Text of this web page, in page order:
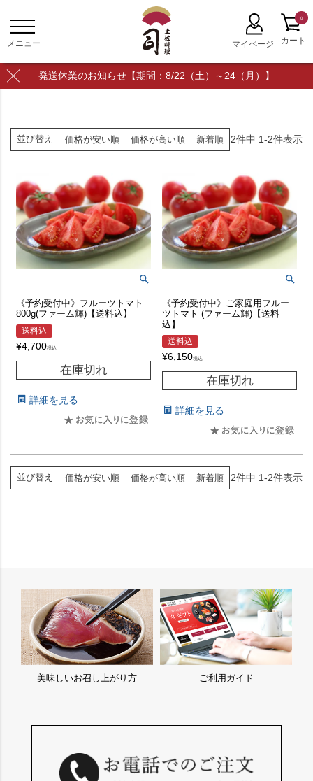
発送休業のお知らせ【期間：8/22（土）～24（月）】
0
並び替え 価格が安い順 価格が高い順 新着順 2件中 1-2件表示
《予約受付中》フルーツトマト
800g(ファーム輝)【送料込】
送料込
¥4,700税込
在庫切れ
詳細を見る
《予約受付中》ご家庭用フルー
ツトマト (ファーム輝)【送料
込】
送料込
¥6,150税込
在庫切れ
詳細を見る
並び替え 価格が安い順 価格が高い順 新着順 2件中 1-2件表示
美味しいお召し上がり方 ご利用ガイド